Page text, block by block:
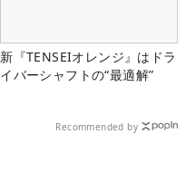
新『TENSEIオレンジ』はドラ
イバーシャフトの“最適解”
Recommended by